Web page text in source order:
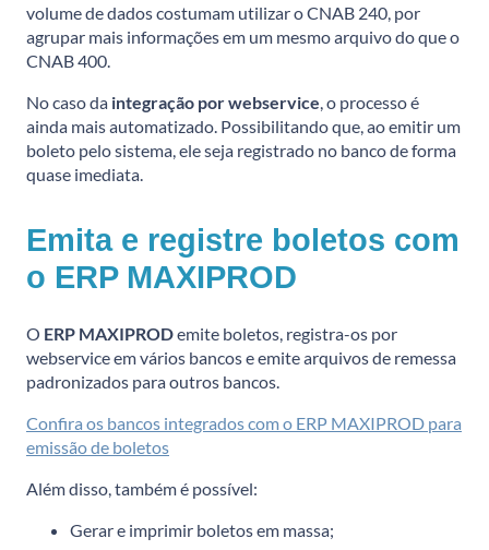
volume de dados costumam utilizar o CNAB 240, por
agrupar mais informações em um mesmo arquivo do que o
CNAB 400.
No caso da integração por webservice, o processo é
ainda mais automatizado. Possibilitando que, ao emitir um
boleto pelo sistema, ele seja registrado no banco de forma
quase imediata.
Emita e registre boletos com
o ERP MAXIPROD
O ERP MAXIPRODemite boletos, registra-os por
webservice em vários bancos e emite arquivos de remessa
padronizados para outros bancos.
Confira os bancos integrados com o ERP MAXIPROD para
emissão de boletos
Além disso, também é possível:
Gerar e imprimir boletos em massa;